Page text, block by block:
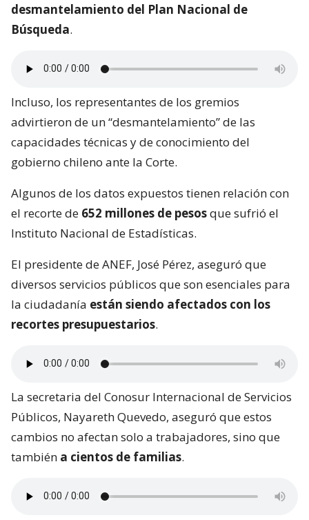
desmantelamiento del Plan Nacional de
Búsqueda.
Incluso, los representantes de los gremios
advirtieron de un “desmantelamiento” de las
capacidades técnicas y de conocimiento del
gobierno chileno ante la Corte.
Algunos de los datos expuestos tienen relación con
el recorte de 652 millones de pesosque sufrió el
Instituto Nacional de Estadísticas.
El presidente de ANEF, José Pérez, aseguró que
diversos servicios públicos que son esenciales para
la ciudadanía están siendo afectados con los
recortes presupuestarios.
La secretaria del Conosur Internacional de Servicios
Públicos, Nayareth Quevedo, aseguró que estos
cambios no afectan solo a trabajadores, sino que
también a cientos de familias.